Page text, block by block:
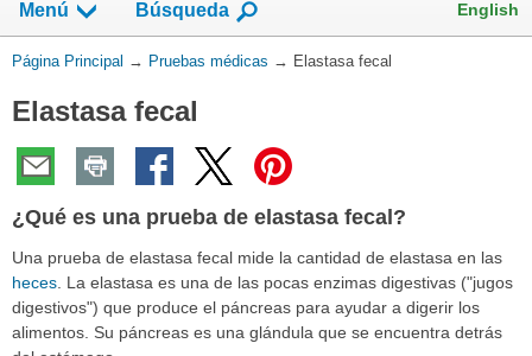
Menú
Mostrar
campo
de
Búsqueda English
Usted
aquí:
Página Principal → Pruebas médicas → Elastasa fecal
Elastasa fecal
¿Qué es una prueba de elastasa fecal?
Una prueba de elastasa fecal mide la cantidad de elastasa en las
heces . La elastasa es una de las pocas enzimas digestivas ("jugos
digestivos") que produce el páncreas para ayudar a digerir los
alimentos. Su páncreas es una glándula que se encuentra detrás